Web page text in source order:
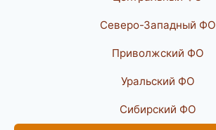
Северо-Западный ФО
Приволжский ФО
Уральский ФО
Сибирский ФО